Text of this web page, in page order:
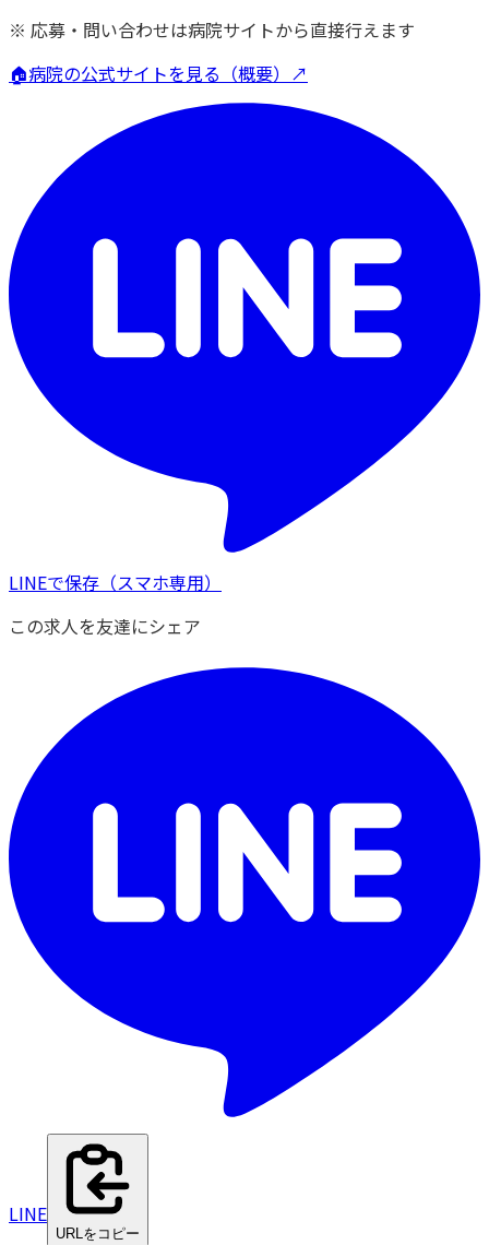
※ 応募・問い合わせは病院サイトから直接行えます
🏠病院の公式サイトを見る（概要）↗
LINEで保存 （スマホ専用）
この求人を友達にシェア
LINE
URLをコピー